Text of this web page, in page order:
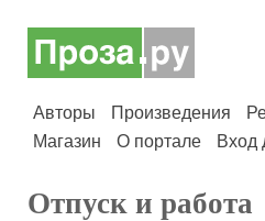
Авторы Произведения
Магазин
О портале Вход
Отпуск и работа